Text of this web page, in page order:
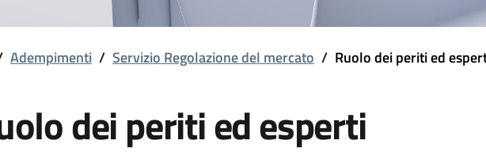
Adempimenti / Servizio Regolazione del mercato / Ruolo dei periti ed
dei periti ed esperti